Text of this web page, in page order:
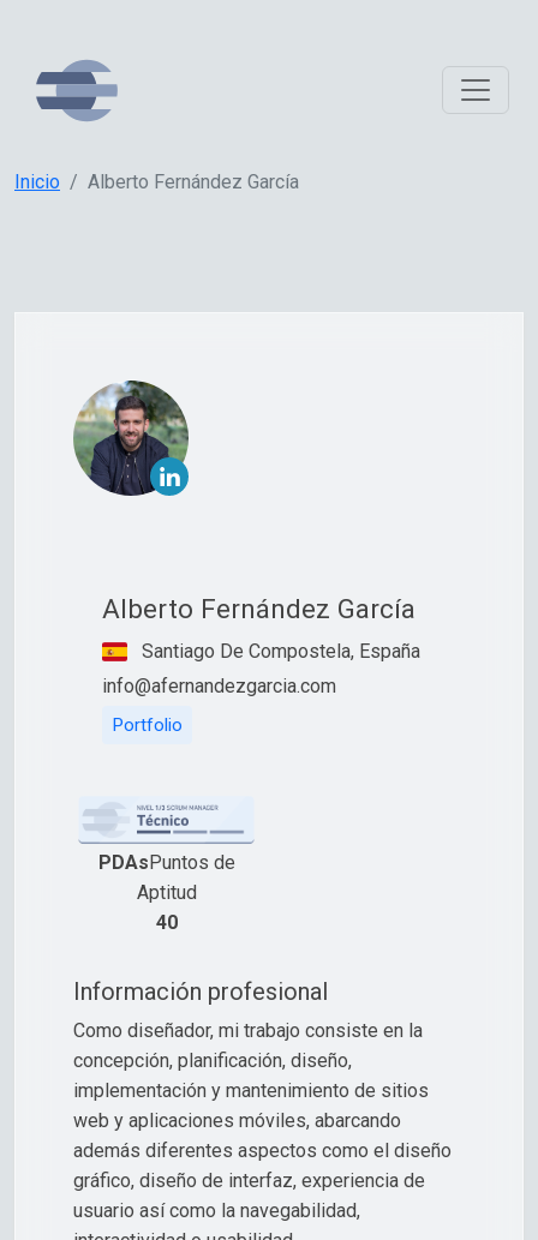
Inicio Alberto Fernández García
Alberto Fernández García
Santiago De Compostela, España
info@afernandezgarcia.com
Portfolio
PDAsPuntos de
Aptitud
40
Información profesional
Como diseñador, mi trabajo consiste en la
concepción, planificación, diseño,
implementación y mantenimiento de sitios
web y aplicaciones móviles, abarcando
además diferentes aspectos como el diseño
gráfico, diseño de interfaz, experiencia de
usuario así como la navegabilidad,